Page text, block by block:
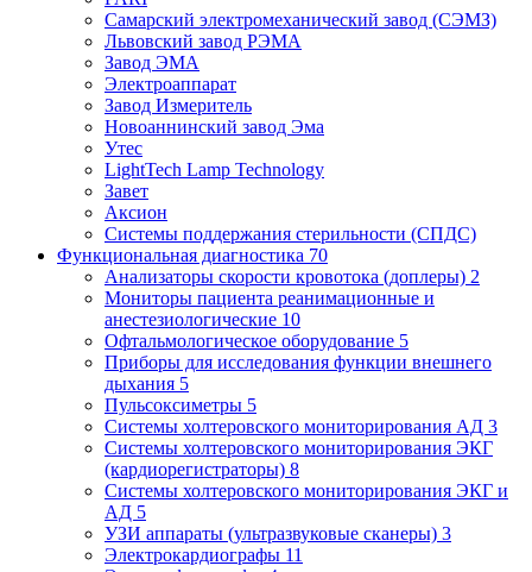
Самарский электромеханический завод (СЭМЗ)
Львовский завод РЭМА
Завод ЭМА
Электроаппарат
Завод Измеритель
Новоаннинский завод Эма
Утес
LightTech Lamp Technology
Завет
Аксион
Системы поддержания стерильности (СПДС)
Функциональная диагностика 70
Анализаторы скорости кровотока (доплеры) 2
Мониторы пациента реанимационные и
анестезиологические 10
Офтальмологическое оборудование 5
Приборы для исследования функции внешнего
дыхания 5
Пульсоксиметры 5
Системы холтеровского мониторирования АД 3
Системы холтеровского мониторирования ЭКГ
(кардиорегистраторы) 8
Системы холтеровского мониторирования ЭКГ и
АД 5
УЗИ аппараты (ультразвуковые сканеры) 3
Электрокардиографы 11